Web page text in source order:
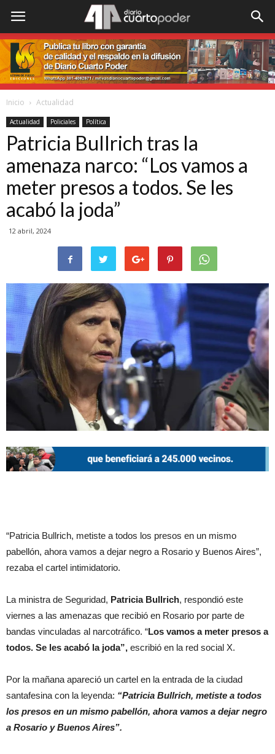
Inicio Actualidad
Actualidad Policiales Política
Patricia Bullrich tras la
amenaza narco: “Los vamos a
meter presos a todos. Se les
acabó la joda”
12 abril, 2024
“Patricia Bullrich, metiste a todos los presos en un mismo
pabellón, ahora vamos a dejar negro a Rosario y Buenos Aires”,
rezaba el cartel intimidatorio.
La ministra de Seguridad, Patricia Bullrich, respondió este
viernes a las amenazas que recibió en Rosario por parte de
bandas vinculadas al narcotráfico. “Los vamos a meter presos a
todos. Se les acabó la joda”, escribió en la red social X.
Por la mañana apareció un cartel en la entrada de la ciudad
santafesina con la leyenda: “Patricia Bullrich, metiste a todos
los presos en un mismo pabellón, ahora vamos a dejar negro
a Rosario y Buenos Aires”.